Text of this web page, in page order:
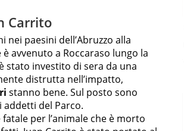
Carrito
nei paesini dell’Abruzzo alla
è avvenuto a Roccaraso lungo la
stato investito di sera da una
distrutta nell’impatto,
stanno bene. Sul posto sono
addetti del Parco.
per l’animale che è morto